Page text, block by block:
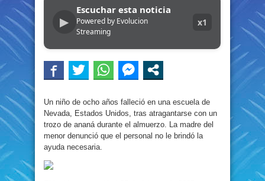
▶
Escuchar esta noticia
Powered by Evolucion
Streaming
x1
Un niño de ocho años falleció en una escuela de
Nevada, Estados Unidos, tras atragantarse con un
trozo de ananá durante el almuerzo. La madre del
menor denunció que el personal no le brindó la
ayuda necesaria.